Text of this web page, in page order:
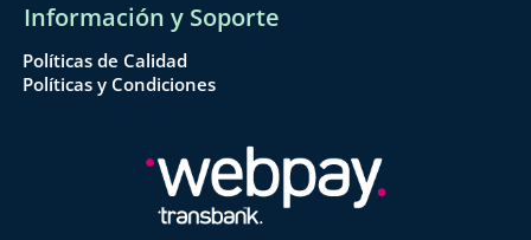
Información y Soporte
Políticas de Calidad
Políticas y Condiciones